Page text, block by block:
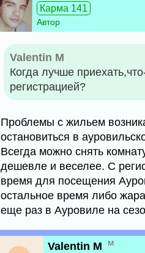
Карма 141
Автор
Valentin M
Когда лучше
регистрацией?
Проблемы с жильем
остановиться в
Всегда можно снять
дешевле и веселее. С
время для посещения
остальное время либо
еще раз в Ауровиле на
Valentin M
м